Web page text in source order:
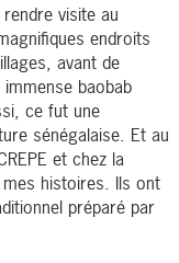
visite au
endroits
avant de
baobab
ce fut une
sénégalaise. Et au
et chez la
histoires. Ils ont
préparé par